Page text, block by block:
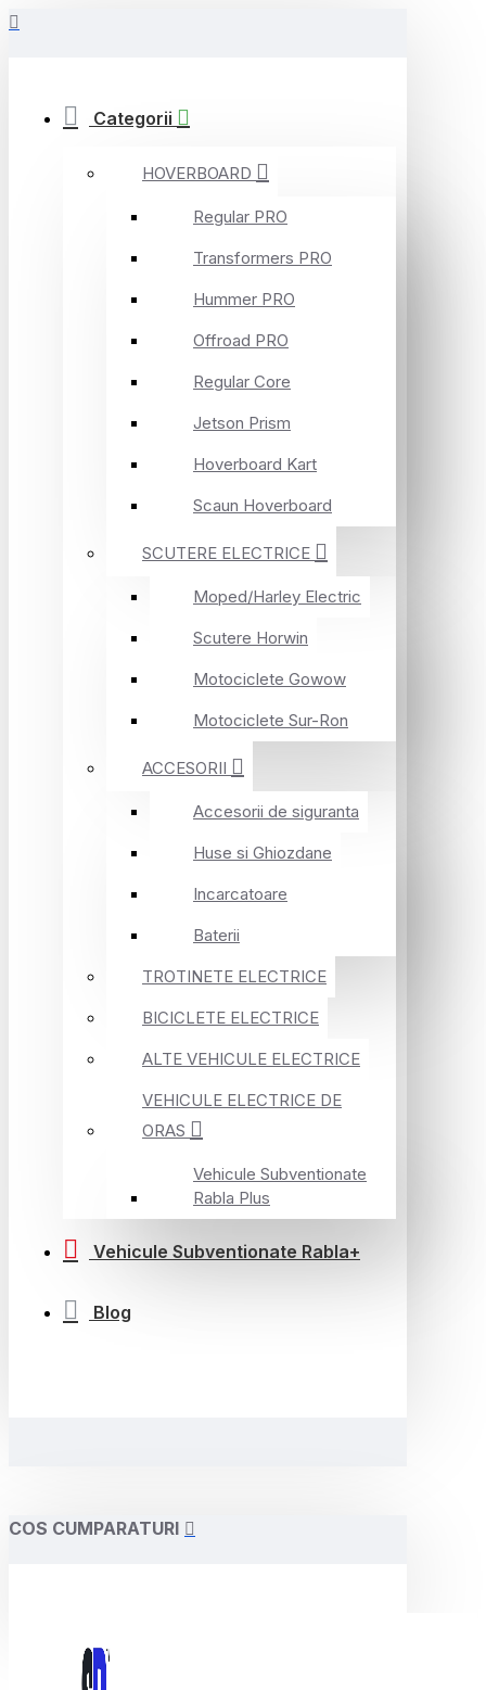
Categorii
HOVERBOARD
Regular PRO
Transformers PRO
Hummer PRO
Offroad PRO
Regular Core
Jetson Prism
Hoverboard Kart
Scaun Hoverboard
SCUTERE ELECTRICE
Moped/Harley Electric
Scutere Horwin
Motociclete Gowow
Motociclete Sur-Ron
ACCESORII
Accesorii de siguranta
Huse si Ghiozdane
Incarcatoare
Baterii
TROTINETE ELECTRICE
BICICLETE ELECTRICE
ALTE VEHICULE ELECTRICE
VEHICULE ELECTRICE DE
ORAS
Vehicule Subventionate
Rabla Plus
Vehicule Subventionate Rabla+
Blog
COS CUMPARATURI